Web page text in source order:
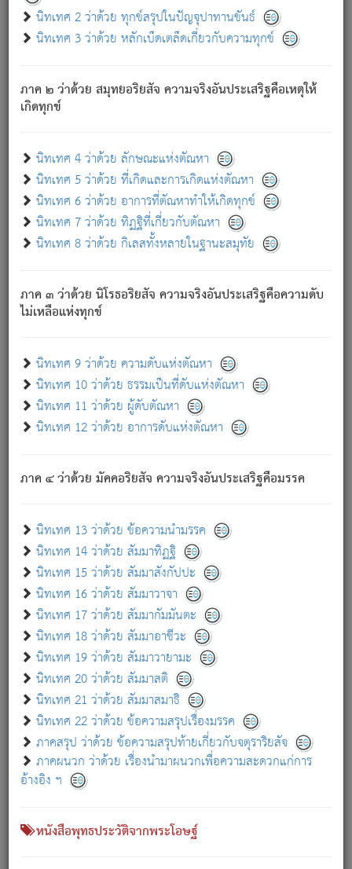
นิทเทศ 2 ว่าด้วย ทุกข์สรุปในปัญจุปาทานขันธ์
นิทเทศ 3 ว่าด้วย หลักเบ็ดเตล็ดเกี่ยวกับความทุกข์
ภาค ๒ ว่าด้วย สมุทยอริยสัจ ความจริงอันประเสริฐคือเหตุให้
เกิดทุกข์
นิทเทศ 4 ว่าด้วย ลักษณะแห่งตัณหา
นิทเทศ 5 ว่าด้วย ที่เกิดและการเกิดแห่งตัณหา
นิทเทศ 6 ว่าด้วย อาการที่ตัณหาทำให้เกิดทุกข์
นิทเทศ 7 ว่าด้วย ทิฏฐิที่เกี่ยวกับตัณหา
นิทเทศ 8 ว่าด้วย กิเลสทั้งหลายในฐานะสมุทัย
ภาค ๓ ว่าด้วย นิโรธอริยสัจ ความจริงอันประเสริฐคือความดับ
ไม่เหลือแห่งทุกข์
นิทเทศ 9 ว่าด้วย ความดับแห่งตัณหา
นิทเทศ 10 ว่าด้วย ธรรมเป็นที่ดับแห่งตัณหา
นิทเทศ 11 ว่าด้วย ผู้ดับตัณหา
นิทเทศ 12 ว่าด้วย อาการดับแห่งตัณหา
ภาค ๔ ว่าด้วย มัคคอริยสัจ ความจริงอันประเสริฐคือมรรค
นิทเทศ 13 ว่าด้วย ข้อความนำมรรค
นิทเทศ 14 ว่าด้วย สัมมาทิฏฐิ
นิทเทศ 15 ว่าด้วย สัมมาสังกัปปะ
นิทเทศ 16 ว่าด้วย สัมมาวาจา
นิทเทศ 17 ว่าด้วย สัมมากัมมันตะ
นิทเทศ 18 ว่าด้วย สัมมาอาชีวะ
นิทเทศ 19 ว่าด้วย สัมมาวายามะ
นิทเทศ 20 ว่าด้วย สัมมาสติ
นิทเทศ 21 ว่าด้วย สัมมาสมาธิ
นิทเทศ 22 ว่าด้วย ข้อความสรุปเรื่องมรรค
ภาคสรุป ว่าด้วย ข้อความสรุปท้ายเกี่ยวกับจตุราริยสัจ
ภาคผนวก ว่าด้วย เรื่องนำมาผนวกเพื่อความสะดวกแก่การ
อ้างอิง ฯ
หนังสือพุทธประวัติจากพระโอษฐ์
ทุกข์จึงไม่มี.
ท่านจงดูโลกนี้เถิด (จะเห็นว่า) สัตว์ทั้งหลายอันอวิชาหนา
แน่นบังหนาแล้ว; และว่า สัตว์ผู้ยินดีในภพอันเป็นแล้วนั้น ย่อม
อันเป็นไปในที่หรือเวลาทั้งปวง[3]เพื่อความมีแห่งประโยชน์โดย
ประการทั้งปวง; ภพทั้งหลายทั้งหมดนั้น ไม่เที่ยง เป็นทุกข์ มี
ความแปรปรวนเป็นธรรมดา.
อย่างนี้อยู่; เขาย่อมละภวตัณหาได้ และไม่เพลิดเพลินวิภวตัณหา
ด้วย.
ความดับเพราะความสำรอกไม่เหลือ (แห่งภพทั้งหลาย)
เพราะความสิ้นไปแห่งตัณหาโดยประการทั้งปวง นั้นคือ
นิพพาน.
ภพใหม่ย่อมไม่มีแก่ภิกษุนั้น ผู้ดับเย็นสนิทแล้ว เพราะไม่มี
ภิกษุนั้น เป็นผู้ครอบงำมารได้แล้ว ชนะสงครามแล้ว ก้าวล่วง
ภพทั้งหลายทั้งปวงได้แล้ว เป็นผู้คงที่ (คือไม่เปลี่ยนแปลงอีกต่อ
- อุ.ขุ. ๒๕/๑๒๑/๘๔.
(ข้อความนี้ เป็นพระพุทธอุทานที่ทรงเปล่งออก ที่โคนต้นโพธิ์
เป็นที่ตรัสรู้ เมื่อตรัสรู้แล้วได้ 7 วัน)
เกี่ยวกับธรรมโฆษณ์ออนไลน์ (Disclaimer)
แม้ระบบ "ธรรมโฆษณ์ออนไลน์" พยายามปรับปรุงข้อมูลให้ถูกต้องมากที่สุด
ผู้ศึกษาก็พึงตรวจสอบกับตัวเล่มหนังสือต้นฉบับ ที่มีการพิมพ์ครั้งล่าสุด
ก่อนนำข้อมูลไปใช้ในการอ้างอิง"
เกี่ยวกับอัตถจารี|เกี่ยวกับการพัฒนา|แจ้งข้อผิดพลาด / แนะนำ
หนังสือที่เกี่ยวข้อง